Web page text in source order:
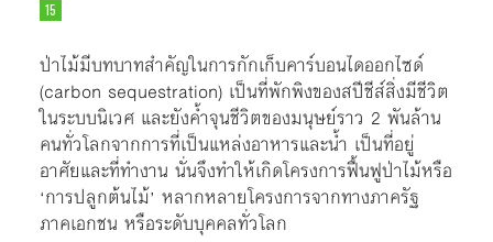
ป่าไม้มีบทบาทสำคัญในการกักเก็บคาร์บอนไดออกไซด์
(carbon sequestration) เป็นที่พักพิงของสปีชีส์สิ่งมีชีวิต
ในระบบนิเวศ และยังค้ำจุนชีวิตของมนุษย์ราว 2 พันล้าน
คนทั่วโลกจากการที่เป็นแหล่งอาหารและน้ำ เป็นที่อยู่
อาศัยและที่ทำงาน นั่นจึงทำให้เกิดโครงการฟื้นฟูป่าไม้หรือ
‘การปลูกต้นไม้’ หลากหลายโครงการจากทางภาครัฐ
ภาคเอกชน หรือระดับบุคคลทั่วโลก